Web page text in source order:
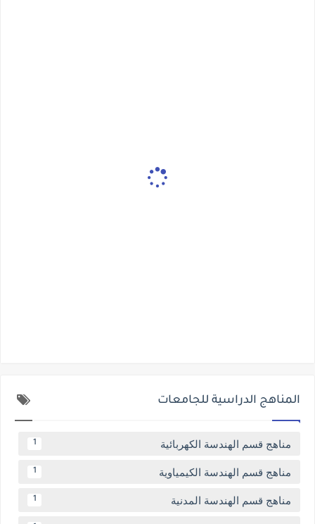
المناهج الدراسية للجامعات
مناهج قسم الهندسة الكهربائية 1
مناهج قسم الهندسة الكيمياوية 1
مناهج قسم الهندسة المدنية 1